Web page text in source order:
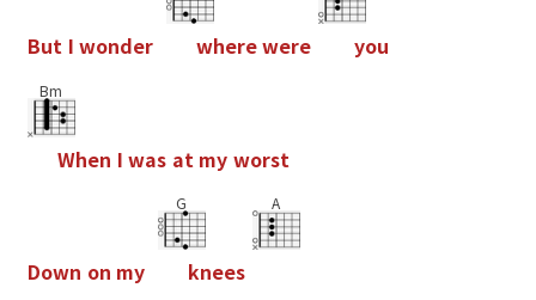
But I wonder wherewere you
Bm
When I was at my worst
Down on my
G
knees
A